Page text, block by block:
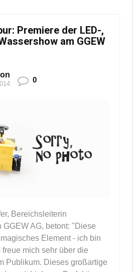
Premiere der LED-,
am GGEW
0
Bereichsleiterin
GGEW AG, betont: "Diese
Element - ich bin
mich sehr über die
Publikum. Dieses großartige